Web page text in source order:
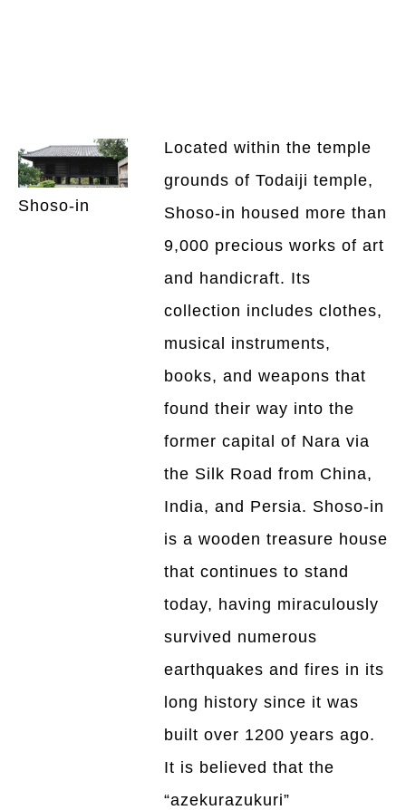
Shoso-in
Located within the temple
grounds of Todaiji temple,
Shoso-in housed more than
9,000 precious works of art
and handicraft. Its
collection includes clothes,
musical instruments,
books, and weapons that
found their way into the
former capital of Nara via
the Silk Road from China,
India, and Persia. Shoso-in
is a wooden treasure house
that continues to stand
today, having miraculously
survived numerous
earthquakes and fires in its
long history since it was
built over 1200 years ago.
It is believed that the
“azekurazukuri”